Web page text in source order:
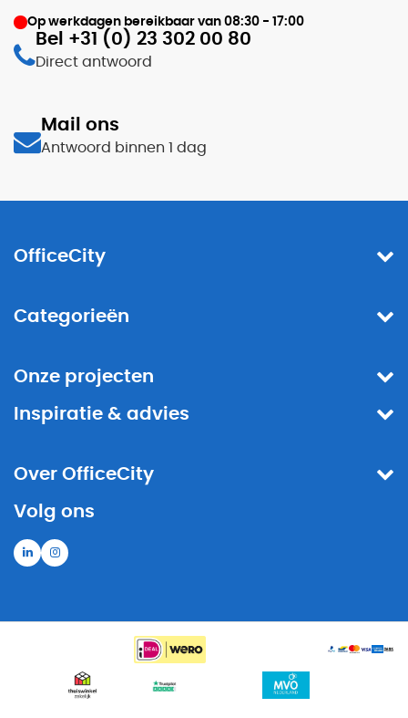
Op werkdagen bereikbaar van 08:30 - 17:00
Bel +31 (0) 23 302 00 80
Direct antwoord
Mail ons
Antwoord binnen 1 dag
OfficeCity
Categorieën
Onze projecten
Inspiratie & advies
Over OfficeCity
Volg ons